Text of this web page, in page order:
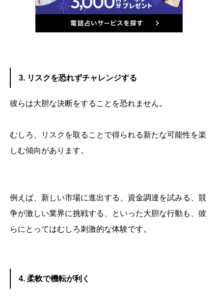
3. リスクを恐れずチャレンジする
彼らは大胆な決断をすることを恐れません。
むしろ、リスクを取ることで得られる新たな可能性を楽
しむ傾向があります。
例えば、新しい市場に進出する、資金調達を試みる、競
争が激しい業界に挑戦する、といった大胆な行動も、彼
らにとってはむしろ刺激的な体験です。
4. 柔軟で機転が利く